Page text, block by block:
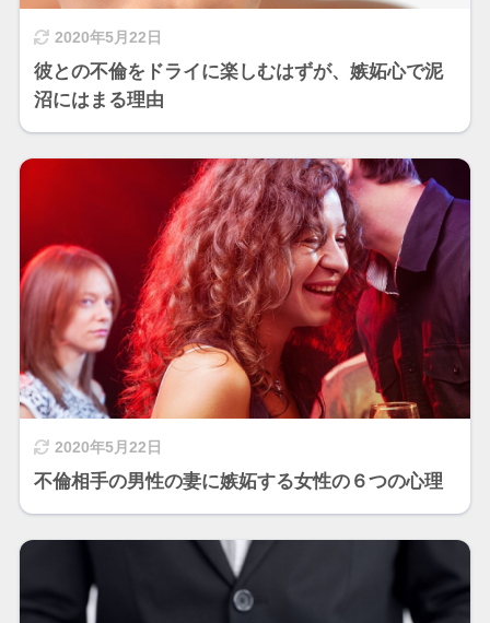
2020年5月22日
彼との不倫をドライに楽しむはずが、嫉妬心で泥
沼にはまる理由
2020年5月22日
不倫相手の男性の妻に嫉妬する女性の６つの心理